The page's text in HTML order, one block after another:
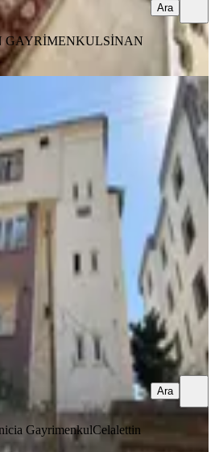
GAYRİMENKULSİNAN
Ara
Kiralık Fatihlerde
Emn.müd.üzeri Daire
Fatih Mahallesi
m² · 01.08.2026
Yarpuz
GayrimenkulCelalettin
Ara